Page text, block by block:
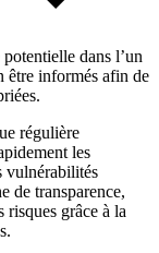
dans l’un
être informés afin de
régulière
les
vulnérabilités
de transparence,
risques grâce à la